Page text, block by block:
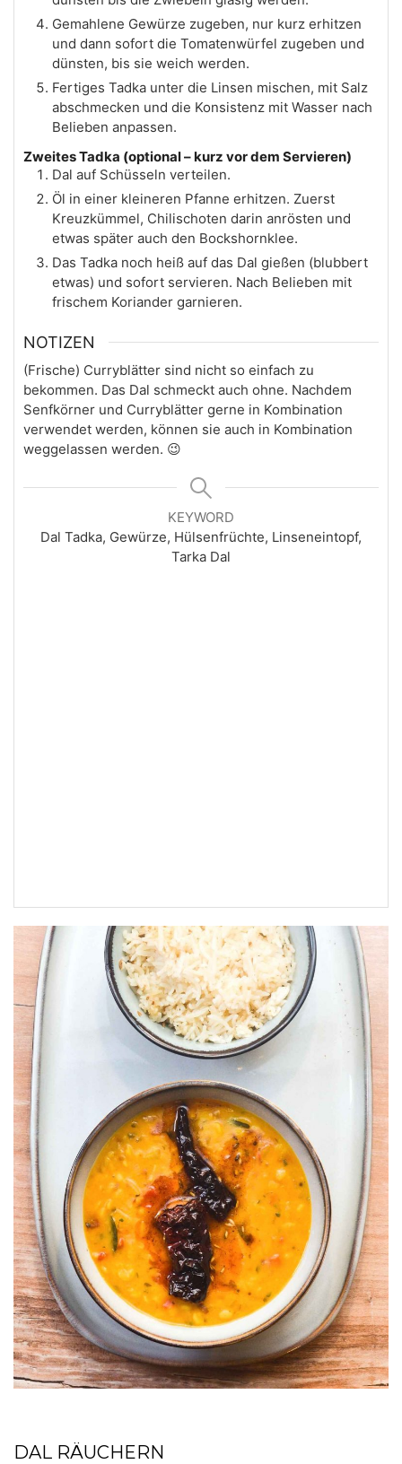
Gemahlene Gewürze zugeben, nur kurz erhitzen
und dann sofort die Tomatenwürfel zugeben und
dünsten, bis sie weich werden.
Fertiges Tadka unter die Linsen mischen, mit Salz
abschmecken und die Konsistenz mit Wasser nach
Belieben anpassen.
Zweites Tadka (optional – kurz vor dem Servieren)
Dal auf Schüsseln verteilen.
Öl in einer kleineren Pfanne erhitzen. Zuerst
Kreuzkümmel, Chilischoten darin anrösten und
etwas später auch den Bockshornklee.
Das Tadka noch heiß auf das Dal gießen (blubbert
etwas) und sofort servieren. Nach Belieben mit
frischem Koriander garnieren.
NOTIZEN
(Frische) Curryblätter sind nicht so einfach zu
bekommen. Das Dal schmeckt auch ohne. Nachdem
Senfkörner und Curryblätter gerne in Kombination
verwendet werden, können sie auch in Kombination
weggelassen werden. 😉
KEYWORD
Dal Tadka, Gewürze, Hülsenfrüchte, Linseneintopf,
Tarka Dal
DAL RÄUCHERN